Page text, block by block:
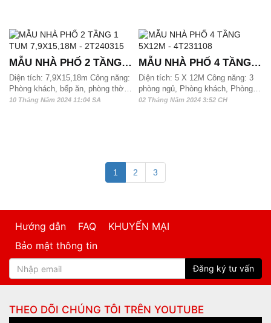
MẪU NHÀ PHỐ 2 TẦNG 1
TUM 7,9X15,18M -
2T240315
Diện tích: 7,9X15,18m Công năng:
Phòng khách, bếp ăn, phòng thờ,
5 phòng ngủ, sân phơi và 3 wc
10 Tháng Năm 2024 11:04 SA
MẪU NHÀ PHỐ 4 TẦNG
5X12M - 4T231108
Diện tích: 5 X 12M Công năng: 3
phòng ngủ, Phòng khách, Phòng
bếp ăn, phòng thờ, kho và 3 wc
02 Tháng Năm 2024 3:52 CH
1 2 3
Hướng dẫn FAQ
KHUYẾN MẠI
Bảo mật thông tin
Đăng ký tư vấn
THEO DÕI CHÚNG TÔI TRÊN YOUTUBE